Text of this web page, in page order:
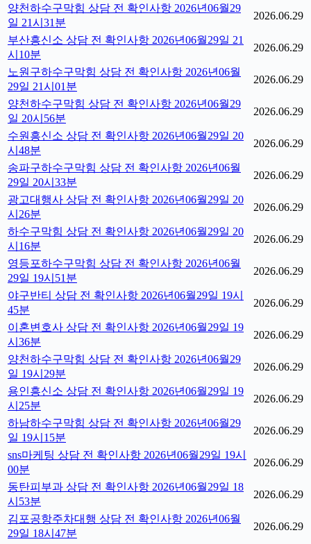
양천하수구막힘 상담 전 확인사항 2026년06월29
일 21시31분
2026.06.29
부산흥신소 상담 전 확인사항 2026년06월29일 21
시10분
2026.06.29
노원구하수구막힘 상담 전 확인사항 2026년06월
29일 21시01분
2026.06.29
양천하수구막힘 상담 전 확인사항 2026년06월29
일 20시56분
2026.06.29
수원흥신소 상담 전 확인사항 2026년06월29일 20
시48분
2026.06.29
송파구하수구막힘 상담 전 확인사항 2026년06월
29일 20시33분
2026.06.29
광고대행사 상담 전 확인사항 2026년06월29일 20
시26분
2026.06.29
하수구막힘 상담 전 확인사항 2026년06월29일 20
시16분
2026.06.29
영등포하수구막힘 상담 전 확인사항 2026년06월
29일 19시51분
2026.06.29
야구반티 상담 전 확인사항 2026년06월29일 19시
45분
2026.06.29
이혼변호사 상담 전 확인사항 2026년06월29일 19
시36분
2026.06.29
양천하수구막힘 상담 전 확인사항 2026년06월29
일 19시29분
2026.06.29
용인흥신소 상담 전 확인사항 2026년06월29일 19
시25분
2026.06.29
하남하수구막힘 상담 전 확인사항 2026년06월29
일 19시15분
2026.06.29
sns마케팅 상담 전 확인사항 2026년06월29일 19시
00분
2026.06.29
동탄피부과 상담 전 확인사항 2026년06월29일 18
시53분
2026.06.29
김포공항주차대행 상담 전 확인사항 2026년06월
29일 18시47분
2026.06.29